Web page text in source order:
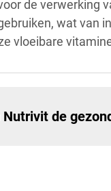
de verwerking
wat van
vloeibare
de